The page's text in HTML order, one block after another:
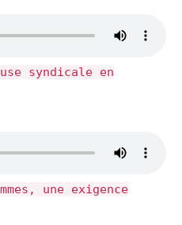
syndicale en
une exigence